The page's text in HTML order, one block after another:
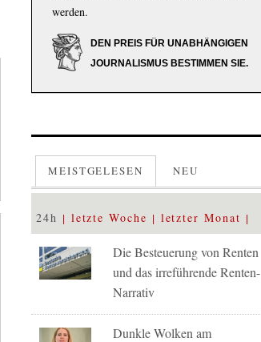
werden.
DEN PREIS FÜR UNABHÄNGIGEN
JOURNALISMUS BESTIMMEN SIE.
MEISTGELESEN NEU
24h letzte Woche letzter Monat
Die Besteuerung von Renten
und das irreführende Renten-
Narrativ
Dunkle Wolken am